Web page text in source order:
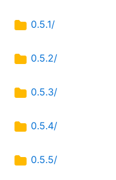
0.5.1/
0.5.2/
0.5.3/
0.5.4/
0.5.5/